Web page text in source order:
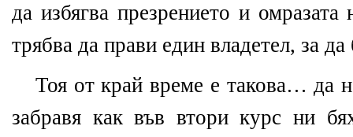
да избягва презрението и
трябва да прави един владетел, за
Тоя от край време е такова… да
забравя как във втори курс ни